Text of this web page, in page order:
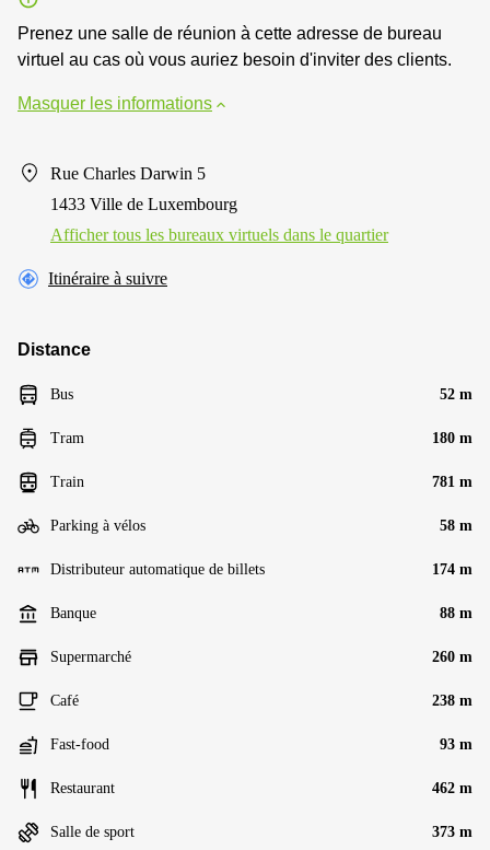
Prenez une salle de réunion à cette adresse de bureau
virtuel au cas où vous auriez besoin d'inviter des clients.
Masquer les informations
Rue Charles Darwin 5
1433 Ville de Luxembourg
Afficher tous les bureaux virtuels dans le quartier
Itinéraire à suivre
Distance
Bus 52 m
Tram 180 m
Train 781 m
Parking à vélos 58 m
Distributeur automatique de billets 174 m
Banque 88 m
Supermarché 260 m
Café 238 m
Fast-food 93 m
Restaurant 462 m
Salle de sport 373 m